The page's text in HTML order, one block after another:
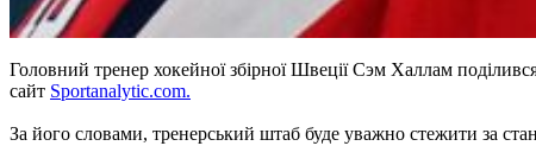
Головний тренер хокейної збірної Швеції Сэм Халлам
сайт Sportanalytic.com.
За його словами, тренерський штаб буде уважно стежити за